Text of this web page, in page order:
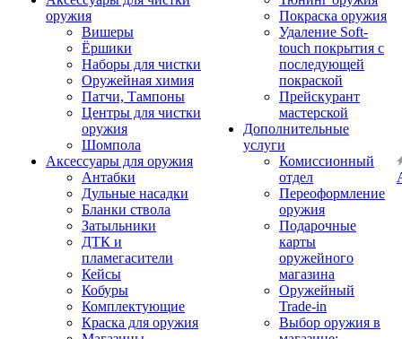
оружия
Вишеры
Ёршики
Наборы для чистки
Оружейная химия
Патчи, Тампоны
Центры для чистки
оружия
Шомпола
Аксессуары для оружия
Антабки
Дульные насадки
Бланки ствола
Затыльники
ДТК и
пламегасители
Кейсы
Кобуры
Комплектующие
Краска для оружия
Покраска оружия
Удаление Soft-
touch покрытия с
последующей
покраской
Прейскурант
мастерской
Дополнительные
услуги
Комиссионный
отдел
Переоформление
оружия
Подарочные
карты
оружейного
магазина
Оружейный
Trade-in
Выбор оружия в